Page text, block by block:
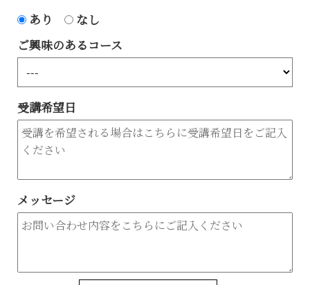
あり
なし
ご興味のあるコース
受講希望日
メッセージ